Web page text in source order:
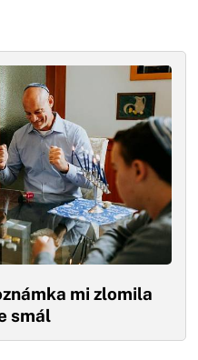
mi zlomila
smál